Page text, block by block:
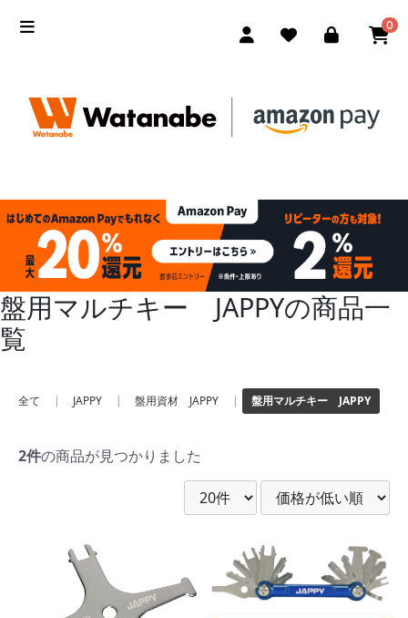
0
盤用マルチキー JAPPYの商品一
覧
全て | JAPPY | 盤用資材 JAPPY | 盤用マルチキー JAPPY
2件の商品が見つかりました